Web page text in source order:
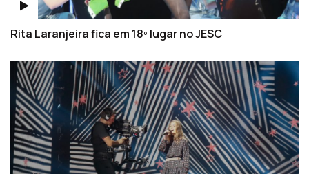
Rita Laranjeira fica em 18º lugar no JESC